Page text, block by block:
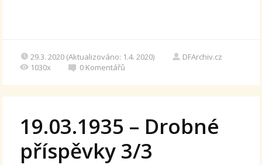
29.3. 2020 (Aktualizováno: 1.4. 2020)
DFArchiv.cz
1030x
0 Komentářů
19.03.1935 – Drobné
příspěvky 3/3